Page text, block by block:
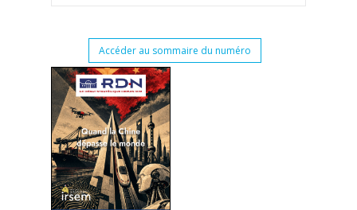
Accéder au sommaire du numéro